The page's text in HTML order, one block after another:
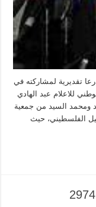
تقديرية لمشاركته في
للاعلام عبد الهادي
ومحمد السيد من جمعية
الفلسطيني، حيث